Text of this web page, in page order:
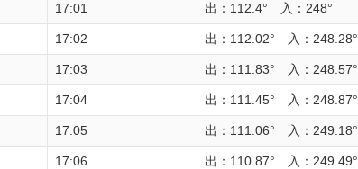
17:01 出：112.4° 入：248°
17:02 出：112.02° 入：248.28°
17:03 出：111.83° 入：248.57°
17:04 出：111.45° 入：248.87°
17:05 出：111.06° 入：249.18°
17:06 出：110.87° 入：249.49°